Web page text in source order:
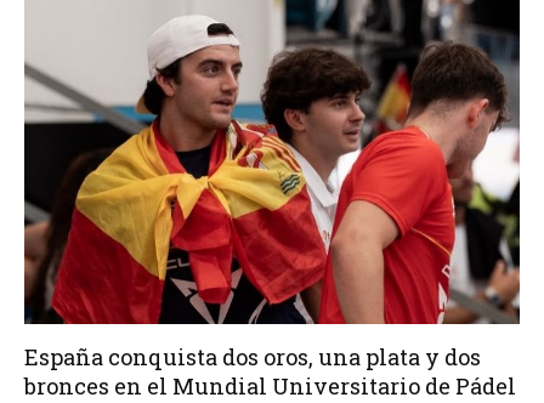
España conquista dos oros, una plata y dos
bronces en el Mundial Universitario de Pádel